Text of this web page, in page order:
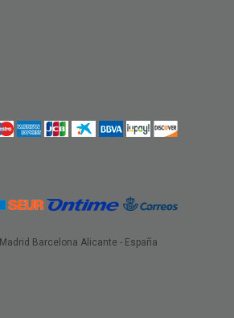
Madrid Barcelona Alicante - España